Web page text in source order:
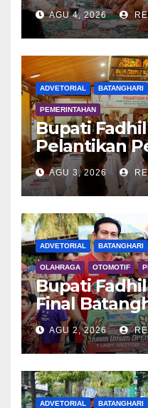
Tanam Padi
AGU 4, 2026
ADVETORIAL BATANGHARI
PEMERINTAHAN
Bupati
Pelantikan
APDESI MP
AGU 3, 2026
ADVETORIAL BATANGHARI
OLAHRAGA OTOMOTIF
Bupati
Final
2026
AGU 2, 2026
ADVETORIAL BATANGHARI